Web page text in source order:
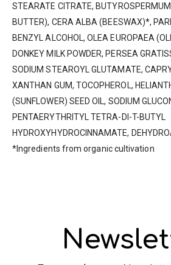
STEARATE CITRATE,
BUTTER), CERA ALBA (BEESWAX)*,
BENZYL ALCOHOL, OLEA EUROPAEA
DONKEY MILK POWDER, PERSEA
SODIUM STEAROYL GLUTAMATE,
XANTHAN GUM, TOCOPHEROL,
(SUNFLOWER) SEED OIL, SODIUM
PENTAERYTHRITYL TETRA-DI-T-BUTYL
HYDROXYHYDROCINNAMATE,
*Ingredients from organic cultivation